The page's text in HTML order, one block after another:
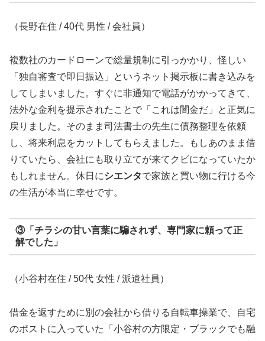
（長野在住 / 40代 男性 / 会社員）
複数社のカードローンで総量規制に引っかかり、怪しい
「独自審査で即日振込」というネット掲示板に書き込みを
してしまいました。すぐに非通知で電話がかかってきて、
法外な金利を提示されたことで「これは闇金だ」と正気に
戻りました。そのまま司法書士の先生に債務整理を依頼
し、将来利息をカットしてもらえました。もしあのまま借
りていたら、会社にも取り立てが来てクビになっていたか
もしれません。休日にシエンタで家族と買い物に行ける今
の生活が本当に幸せです。
③「チラシの甘い言葉に騙されず、専門家に頼って正
解でした」
（小谷村在住 / 50代 女性 / 派遣社員）
借金を返すために別の会社から借りる自転車操業で、自宅
のポストに入っていた「小谷村の方限定・ブラックでも融